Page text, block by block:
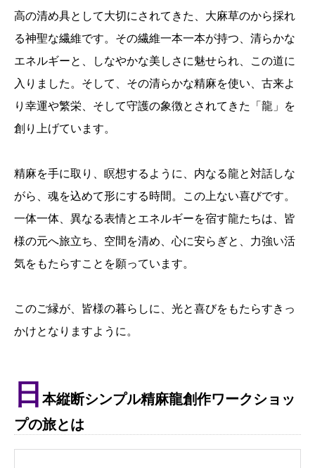
高の清め具として大切にされてきた、大麻草のから採れ
る神聖な繊維です。その繊維一本一本が持つ、清らかな
エネルギーと、しなやかな美しさに魅せられ、この道に
入りました。そして、その清らかな精麻を使い、古来よ
り幸運や繁栄、そして守護の象徴とされてきた「龍」を
創り上げています。
精麻を手に取り、瞑想するように、内なる龍と対話しな
がら、魂を込めて形にする時間。この上ない喜びです。
一体一体、異なる表情とエネルギーを宿す龍たちは、皆
様の元へ旅立ち、空間を清め、心に安らぎと、力強い活
気をもたらすことを願っています。
このご縁が、皆様の暮らしに、光と喜びをもたらすきっ
かけとなりますように。
日 本縦断シンプル精麻龍創作ワークショッ
プの旅とは